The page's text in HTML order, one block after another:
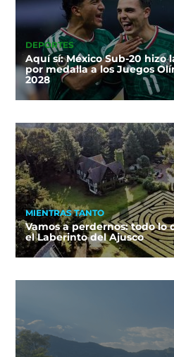
DEPORTES
Aquí sí: México Sub-20 hizo
por medalla a los Juegos
2028
MIENTRAS TANTO
Vamos a perdernos: todo lo
el Laberinto del Ajusco